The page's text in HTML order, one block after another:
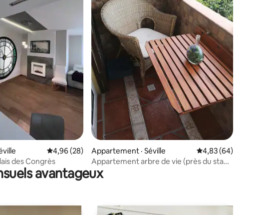
commentaires
Note moyenne de 4,96 sur 5, 28 commentaires
4,96 (28)
des Congrès
Appartement · Séville Note moyenne de
4,83 (64)
Appartement arbre de vie (près du stade
Cartuja)
avantageux